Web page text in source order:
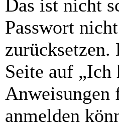
Das ist nicht
Passwort
Seite auf „Ich
Anweisungen
anmelden